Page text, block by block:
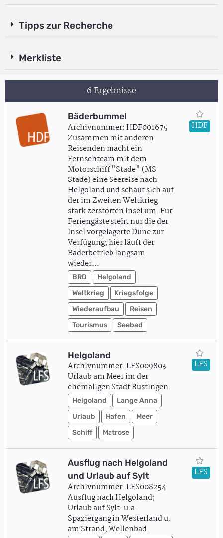
Tipps zur Recherche
Merkliste
6 Ergebnisse
Bäderbummel
Archivnummer: HDF001675
Zusammen mit anderen
Reisenden macht ein
Fernsehteam mit dem
Motorschiff "Stade" (MS
Stade) eine Seereise nach
Helgoland und schaut sich auf
der im Zweiten Weltkrieg
stark zerstörten Insel um. Für
Feriengäste steht nur die der
Insel vorgelagerte Düne zur
Verfügung; hier läuft der
Bäderbetrieb langsam
wieder…
BRD
Helgoland
Weltkrieg
Kriegsfolge
Wiederaufbau
Reisen
Tourismus
Seebad
HDF
Helgoland
Archivnummer: LFS009803
Urlaub am Meer im der
ehemaligen Stadt Rüstingen.
Helgoland
Lange Anna
Urlaub
Hafen
Meer
Schiff
Matrose
LFS
Ausflug nach Helgoland
und Urlaub auf Sylt
Archivnummer: LFS008254
Ausflug nach Helgoland;
Urlaub auf Sylt: u.a.
Spaziergang in Westerland u.
am Strand, Wellenbad.
LFS